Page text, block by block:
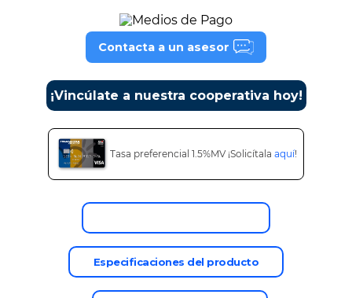
Contacta a un asesor
¡Vincúlate a nuestra cooperativa hoy!
Tasa preferencial 1.5%MV ¡Solicítala aquí!
Especificaciones del producto
tv
10. alexa echo dot 5